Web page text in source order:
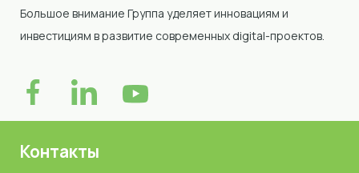
Большое внимание Группа уделяет инновациям и
инвестициям в развитие современных digital-проектов.
Контакты